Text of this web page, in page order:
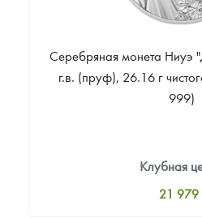
Серебряная монета Ниуэ
г.в. (пруф), 26.16 г
999)
Клубная
21 979